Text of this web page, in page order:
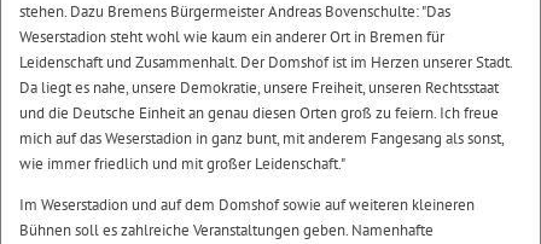
stehen. Dazu Bremens Bürgermeister Andreas Bovenschulte: "Das
Weserstadion steht wohl wie kaum ein anderer Ort in Bremen für
Leidenschaft und Zusammenhalt. Der Domshof ist im Herzen unserer Stadt.
Da liegt es nahe, unsere Demokratie, unsere Freiheit, unseren Rechtsstaat
und die Deutsche Einheit an genau diesen Orten groß zu feiern. Ich freue
mich auf das Weserstadion in ganz bunt, mit anderem Fangesang als sonst,
wie immer friedlich und mit großer Leidenschaft."
Im Weserstadion und auf dem Domshof sowie auf weiteren kleineren
Bühnen soll es zahlreiche Veranstaltungen geben. Namenhafte